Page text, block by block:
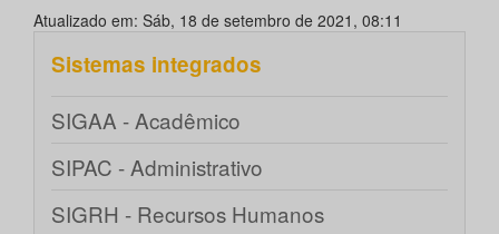
Atualizado em: Sáb, 18 de setembro de 2021, 08:11
Sistemas integrados
SIGAA - Acadêmico
SIPAC - Administrativo
SIGRH - Recursos Humanos